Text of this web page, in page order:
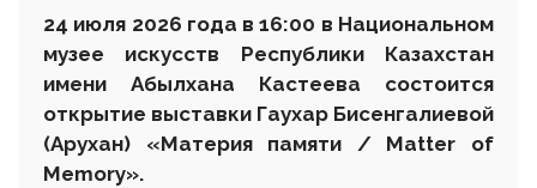
24 июля 2026 года в 16:00 в Национальном
музее искусств Республики Казахстан
имени Абылхана Кастеева состоится
открытие выставки Гаухар Бисенгалиевой
(Арухан) «Материя памяти / Matter of
Memory».